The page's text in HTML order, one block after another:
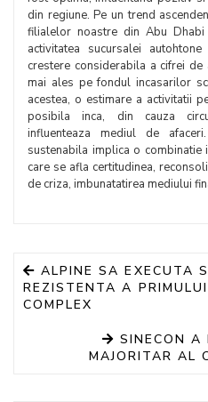
din regiune. Pe un trend
filialelor noastre din Abu
activitatea sucursalei
crestere considerabila a cifrei
mai ales pe fondul incasarilor
acestea, o estimare a activitatii
posibila inca, din cauza
influenteaza mediul de
sustenabila implica o
care se afla certitudinea,
de criza, imbunatatirea mediului
ALPINE SA EXECUTA
REZISTENTA A
COMPLEX
SINECON A
MAJORITAR AL